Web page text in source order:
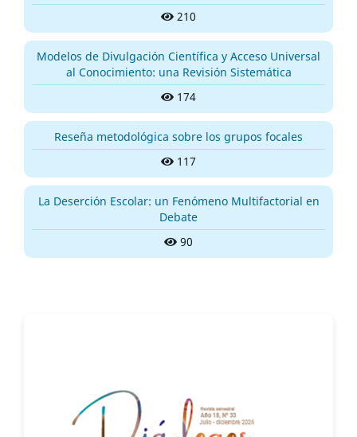
210
Modelos de Divulgación Científica y Acceso Universal
al Conocimiento: una Revisión Sistemática
174
Reseña metodológica sobre los grupos focales
117
La Deserción Escolar: un Fenómeno Multifactorial en
Debate
90